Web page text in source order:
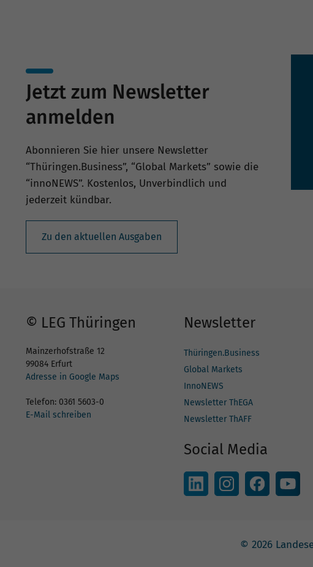
Jetzt zum Newsletter
anmelden
Abonnieren Sie hier unsere Newsletter
“Thüringen.Business”, “Global Markets” sowie die
“innoNEWS”. Kostenlos, Unverbindlich und
jederzeit kündbar.
Zu den aktuellen Ausgaben
© LEG Thüringen
Mainzerhofstraße 12
99084 Erfurt
Adresse in Google Maps
Telefon: 0361 5603-0
E-Mail schreiben
Newsletter
Thüringen.Business
Global Markets
InnoNEWS
Newsletter ThEGA
Newsletter ThAFF
Social Media
© 2026